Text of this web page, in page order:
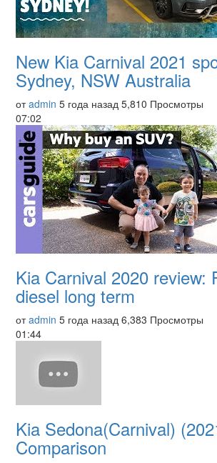
New Kia Carnival 2021
Sydney, NSW Australia
отadmin 5 года назад 5,810 Просмотры
07:02
Kia Carnival 2020 review:
diesel long term
отadmin 5 года назад 6,383 Просмотры
01:44
Kia Sedona(Carnival)
Comparison